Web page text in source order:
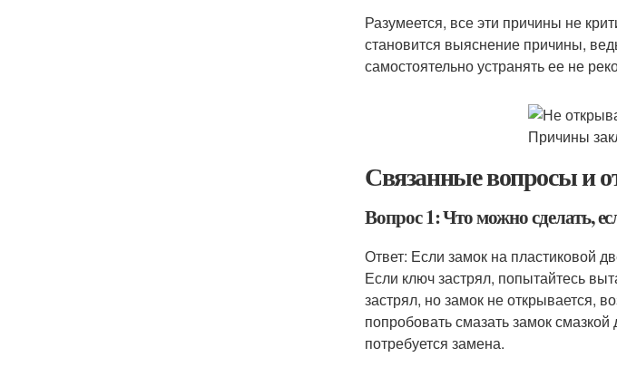
Разумеется, все эти причины не
становится выяснение причины,
самостоятельно устранять ее не
Связанные вопросы и
Вопрос 1: Что можно сделать,
Ответ: Если замок на пластиковой
Если ключ застрял, попытайтесь
застрял, но замок не открывается,
попробовать смазать замок
потребуется замена.